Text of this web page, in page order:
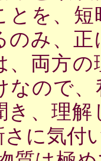
とを、
のみ、
、両方
なので
き、理
に気付